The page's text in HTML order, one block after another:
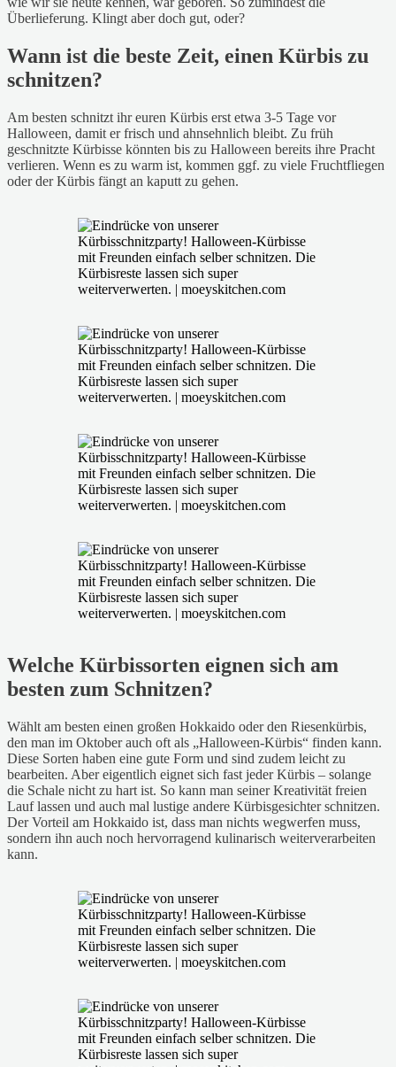
Überlieferung. Klingt aber doch gut, oder?
Wann ist die beste Zeit, einen Kürbis zu
schnitzen?
Am besten schnitzt ihr euren Kürbis erst etwa 3-5 Tage vor
Halloween, damit er frisch und ahnsehnlich bleibt. Zu früh
geschnitzte Kürbisse könnten bis zu Halloween bereits ihre Pracht
verlieren. Wenn es zu warm ist, kommen ggf. zu viele Fruchtfliegen
oder der Kürbis fängt an kaputt zu gehen.
Welche Kürbissorten eignen sich am
besten zum Schnitzen?
Wählt am besten einen großen Hokkaido oder den Riesenkürbis,
den man im Oktober auch oft als „Halloween-Kürbis“ finden kann.
Diese Sorten haben eine gute Form und sind zudem leicht zu
bearbeiten. Aber eigentlich eignet sich fast jeder Kürbis – solange
die Schale nicht zu hart ist. So kann man seiner Kreativität freien
Lauf lassen und auch mal lustige andere Kürbisgesichter schnitzen.
Der Vorteil am Hokkaido ist, dass man nichts wegwerfen muss,
sondern ihn auch noch hervorragend kulinarisch weiterverarbeiten
kann.